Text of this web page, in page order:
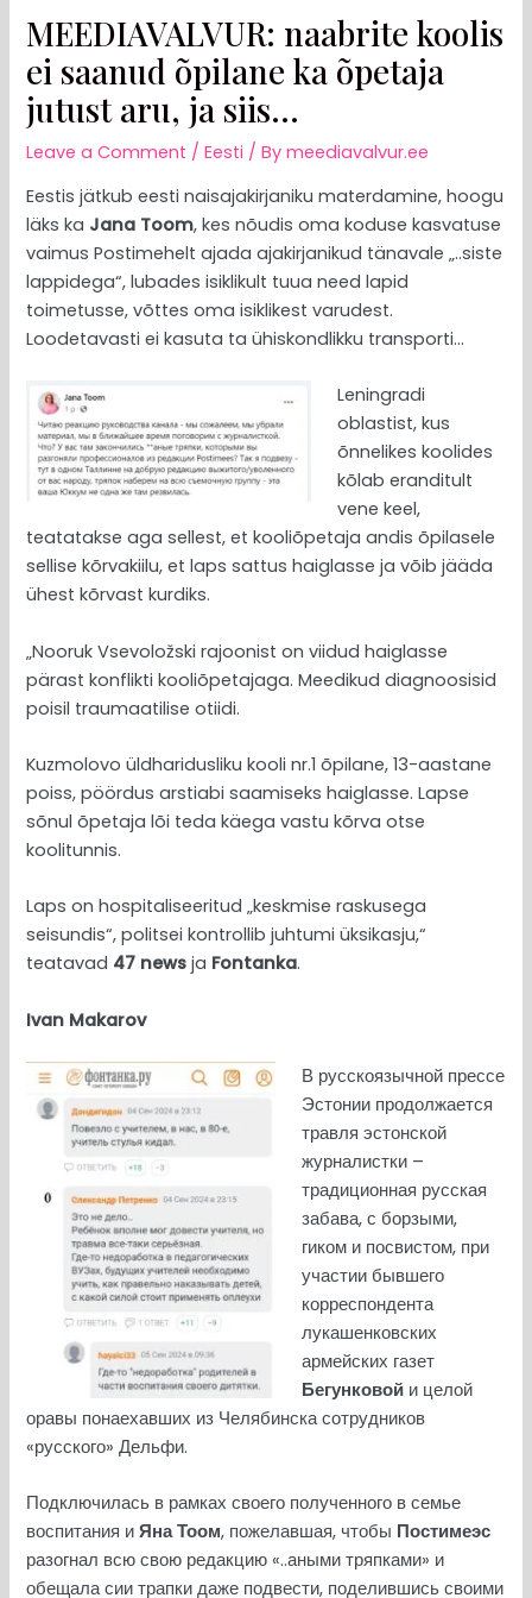
MEEDIAVALVUR: naabrite koolis
ei saanud õpilane ka õpetaja
jutust aru, ja siis…
Leave a Comment /Eesti / Bymeediavalvur.ee
Eestis jätkub eesti naisajakirjaniku materdamine, hoogu
läks ka Jana Toom, kes nõudis oma koduse kasvatuse
vaimus Postimehelt ajada ajakirjanikud tänavale „..siste
lappidega“, lubades isiklikult tuua need lapid
toimetusse, võttes oma isiklikest varudest.
Loodetavasti ei kasuta ta ühiskondlikku transporti…
Leningradi
oblastist, kus
õnnelikes koolides
kõlab eranditult
vene keel,
teatatakse aga sellest, et kooliõpetaja andis õpilasele
sellise kõrvakiilu, et laps sattus haiglasse ja võib jääda
ühest kõrvast kurdiks.
„Nooruk Vsevoložski rajoonist on viidud haiglasse
pärast konflikti kooliõpetajaga. Meedikud diagnoosisid
poisil traumaatilise otiidi.
Kuzmolovo üldharidusliku kooli nr.1 õpilane, 13-aastane
poiss, pöördus arstiabi saamiseks haiglasse. Lapse
sõnul õpetaja lõi teda käega vastu kõrva otse
koolitunnis.
Laps on hospitaliseeritud „keskmise raskusega
seisundis“, politsei kontrollib juhtumi üksikasju,“
teatavad 47 news ja Fontanka.
Ivan Makarov
В русскоязычной прессе
Эстонии продолжается
травля эстонской
журналистки –
традиционная русская
забава, с борзыми,
гиком и посвистом, при
участии бывшего
корреспондента
лукашенковских
армейских газет
Бегунковой и целой
оравы понаехавших из Челябинска сотрудников
«русского» Дельфи.
Подключилась в рамках своего полученного в семье
воспитания иЯна Тоом, пожелавшая, чтобы Постимеэс
разогнал всю свою редакцию «..аными тряпками» и
обещала сии трапки даже подвести, поделившись своими